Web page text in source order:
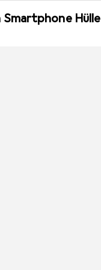
Hülle